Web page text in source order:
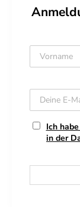
Ich
in der